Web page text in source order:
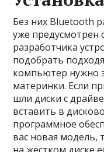
Без них Bluetooth
уже предусмотрен
разработчика
подобрать
компьютер нужно
материнки. Если
шли диски с
вставить в
программное
вас новая модель,